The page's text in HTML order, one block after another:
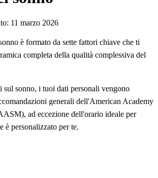
11 marzo 2026
è formato da sette fattori chiave che ti
completa della qualità complessiva del
sul sonno, i tuoi dati personali vengono
generali dell'American Academy
ad eccezione dell'orario ideale per
è personalizzato per te.